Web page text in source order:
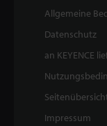
Allgemeine
Datenschutz
an KEYENCE
Impressum